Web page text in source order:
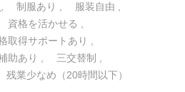
制服あり
服装自由
資格を活かせる
取得サポートあり
助あり
三交替制
残業少なめ（20時間以下）